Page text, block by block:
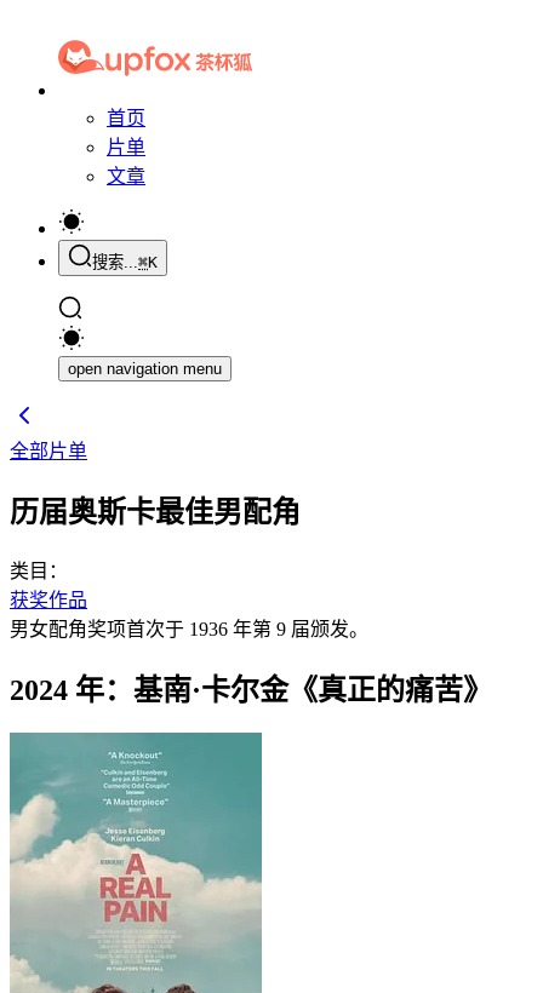
首页
片单
文章
搜索...⌘K
open navigation menu
全部片单
历届奥斯卡最佳男配角
类目：
获奖作品
男女配角奖项首次于 1936 年第 9 届颁发。
2024 年：基南·卡尔金《真正的痛苦》